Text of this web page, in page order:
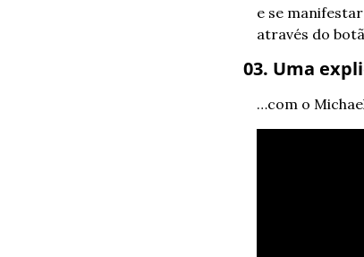
e se
através do
03. Uma
…com o